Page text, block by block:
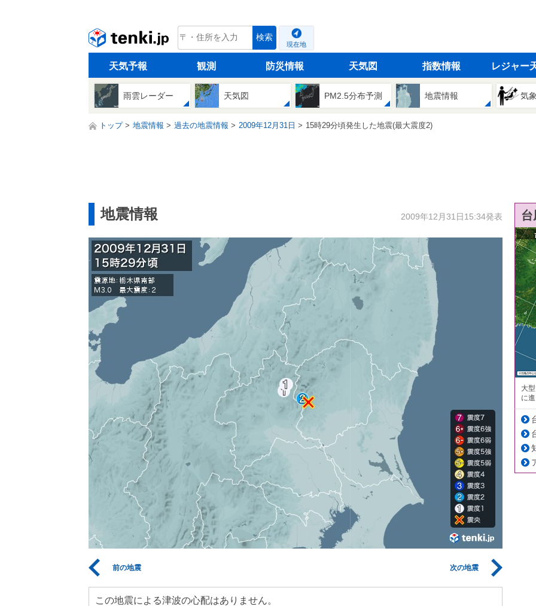
tenki.jp 検索
現在地
天気予報 観測 防災情報 天気図 指数情報 レジャー
雨雲レーダー 天気図 PM2.5分布予測 地震情報 気
トップ 地震情報 過去の地震情報 2009年12月31日 15時29分頃発生した地震(最大震度2)
地震情報 2009年12月31日15:34発表
前の地震 次の地震
この地震による津波の心配はありません。
大
に